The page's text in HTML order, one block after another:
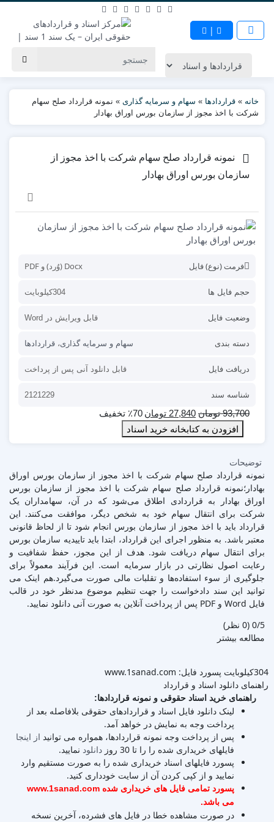
|
خانه » قراردادها » سهام و سرمایه گذاری » نمونه قرارداد صلح سهام
شرکت با اخذ مجوز از سازمان بورس اوراق بهادار
نمونه قرارداد صلح سهام شرکت با اخذ مجوز از
سازمان بورس اوراق بهادار
فرمت (نوع) فایل Docx (وُرد) و PDF
حجم فایل ها 304کیلوبایت
وضعیت فایل قابل ویرایش در Word
دسته بندی سهام و سرمایه گذاری، قراردادها
دریافت فایل قابل دانلود آنی پس از پرداخت
شناسه سند 2121229
93,700 تومان 27,840 تومان ٪70 تخفیف
افزودن به کتابخانه خرید اسناد
توضیحات
نمونه قرارداد صلح سهام شرکت با اخذ مجوز از سازمان بورس اوراق
بهادار؛نمونه قرارداد صلح سهام شرکت با اخذ مجوز از سازمان بورس
اوراق بهادار به قراردادی اطلاق می‌شود که در آن، سهامداران یک
شرکت برای انتقال سهام خود به شخص دیگر، موافقت می‌کنند. این
قرارداد باید با اخذ مجوز از سازمان بورس انجام شود تا از لحاظ قانونی
معتبر باشد. به منظور اجرای این قرارداد، ابتدا باید تاییدیه سازمان بورس
برای انتقال سهام دریافت شود. هدف از این مجوز، حفظ شفافیت و
رعایت اصول نظارتی در بازار سرمایه است. این فرآیند معمولاً برای
جلوگیری از سوء استفاده‌ها و تقلبات مالی صورت می‌گیرد.هم اینک می
توانید این سند دادخواست را جهت تنظیم موضوع مدنظر خود در قالب
فایل Word و PDF پس از پرداخت آنلاین به صورت آنی دانلود نمایید.
‫0/5 ‫(0 نظر)
مطالعه بیشتر
304کیلوبایت
پسورد فایل: www.1sanad.com
راهنمای دانلود اسناد و قرارداد
راهنمای خرید اسناد حقوقی و نمونه قراردادها:
لینک دانلود فایل اسناد و قراردادهای حقوقی بلافاصله بعد از
پرداخت وجه به نمایش در خواهد آمد.
پس از پرداخت وجه نمونه قراردادها، همواره می توانید از اینجا
فایلهای خریداری شده را را تا 30 روز
دانلود نمایید.
پسورد فایلهای اسناد خریداری شده را به صورت مستقیم وارد
نمایید و از کپی کردن آن از سایت خودداری کنید.
پسورد تمامی فایل های خریداری شده www.1sanad.com
می باشد.
در صورت مشاهده خطا در فایل های فشرده، آخرین نسخه